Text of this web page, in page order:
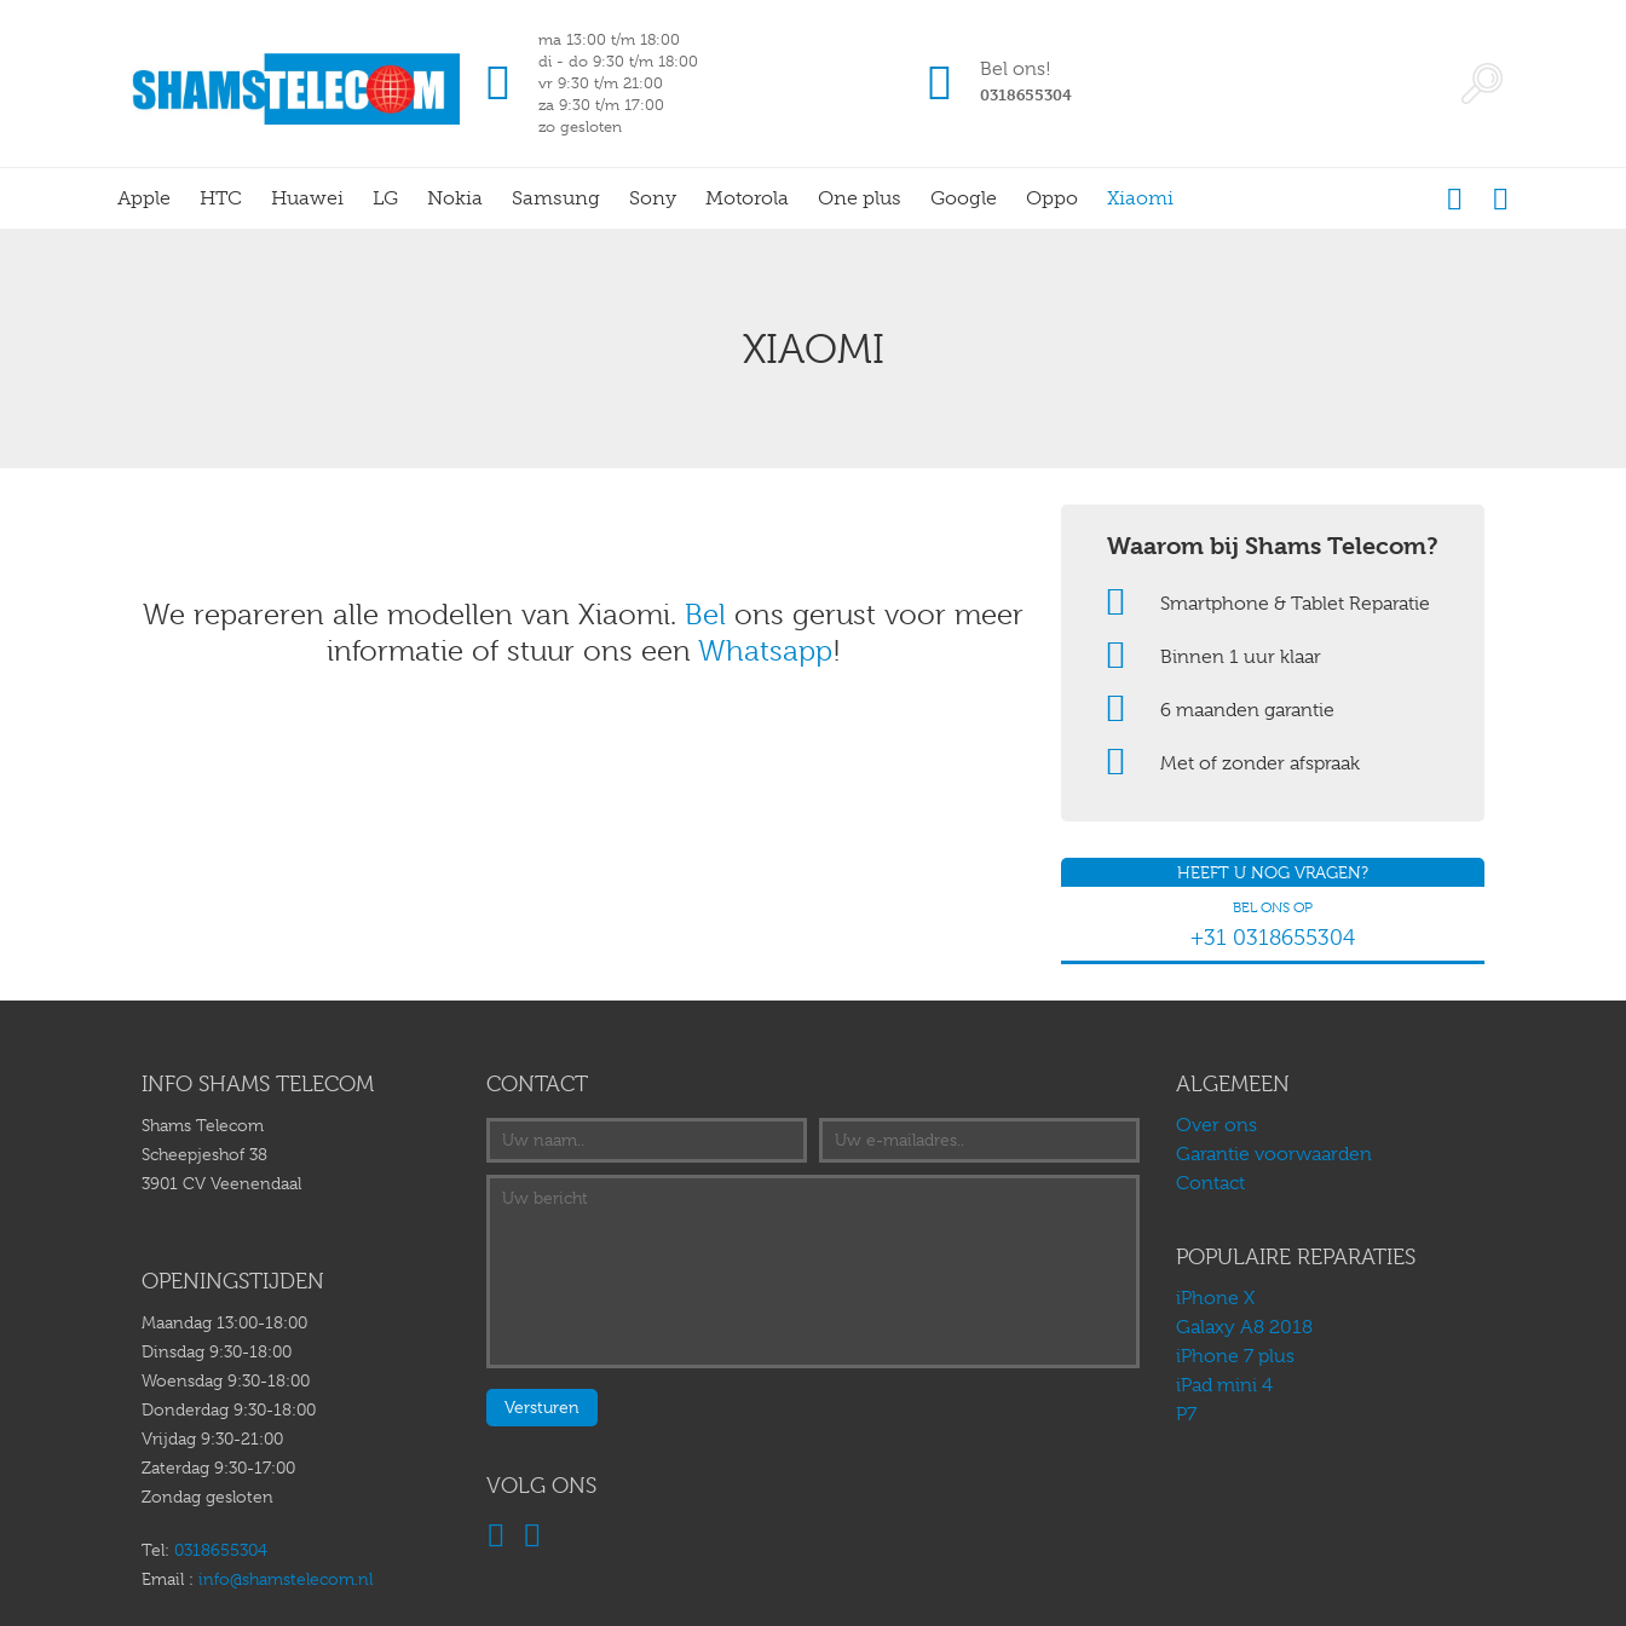
ma 13:00 t/m 18:00
di - do 9:30 t/m 18:00
vr 9:30 t/m 21:00
za 9:30 t/m 17:00
zo gesloten
Bel ons!
0318655304
Apple HTC Huawei LG Nokia Samsung Sony Motorola One plus Google Oppo Xiaomi
XIAOMI
We repareren alle modellen van Xiaomi. Bel ons gerust voor meer
informatie of stuur ons een Whatsapp!
Waarom bij Shams Telecom?
Smartphone & Tablet Reparatie
Binnen 1 uur klaar
6 maanden garantie
Met of zonder afspraak
HEEFT U NOG VRAGEN?
BEL ONS OP
+31 0318655304
INFO SHAMS TELECOM
Shams Telecom
Scheepjeshof 38
3901 CV Veenendaal
OPENINGSTIJDEN
Maandag 13:00-18:00
Dinsdag 9:30-18:00
Woensdag 9:30-18:00
Donderdag 9:30-18:00
Vrijdag 9:30-21:00
Zaterdag 9:30-17:00
Zondag gesloten
Tel: 0318655304
Email : info@shamstelecom.nl
CONTACT
VOLG ONS
ALGEMEEN
Over ons
Garantie voorwaarden
Contact
POPULAIRE REPARATIES
iPhone X
Galaxy A8 2018
iPhone 7 plus
iPad mini 4
P7